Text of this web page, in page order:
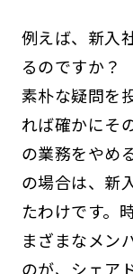
例えば、新入
るのですか？
素朴な疑問を
れば確かにそ
の業務をやめ
の場合は、新
たわけです。
まざまなメン
のが、シェア